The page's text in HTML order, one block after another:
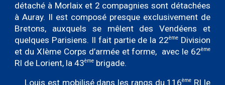
détaché à Morlaix et 2 compagnies sont détachées
à Auray. Il est composé presque exclusivement de
Bretons, auxquels se mêlent des Vendéens et
quelques Parisiens. Il fait partie de la 22èmeDivision
et du XIème Corps d’armée et forme, avec le 62ème
RI de Lorient, la 43ème brigade.
Louis est mobilisé dans les rangs du 116ème RI le